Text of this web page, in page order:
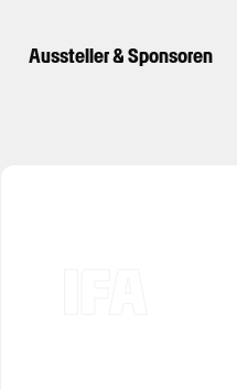
Aussteller & Sponsoren